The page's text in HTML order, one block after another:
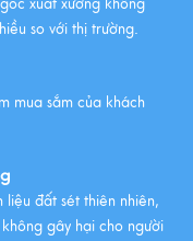
xuất xưởng không
so với thị trường.
mua sắm của khách
liệu đất sét thiên nhiên,
gây hại cho người